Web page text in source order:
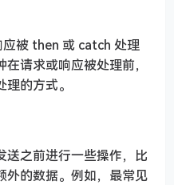
被 then 或 catch 处理
请求或响应被处理前，
的方式。
送之前进行一些操作，比
外的数据。例如，最常见